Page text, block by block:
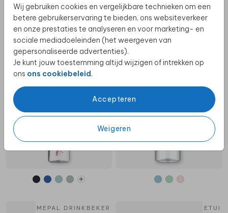
Wij gebruiken cookies en vergelijkbare technieken om een
betere gebruikerservaring te bieden, ons websiteverkeer
en onze prestaties te analyseren en voor marketing- en
sociale mediadoeleinden (het weergeven van
gepersonaliseerde advertenties).
Je kunt jouw toestemming altijd wijzigen of intrekken op
ons ons cookiebeleid.
Accepteren
Weigeren
MEPAL WATERFLES MEPAL WATERFLES
MEPAL DRINKBEKER ETUI